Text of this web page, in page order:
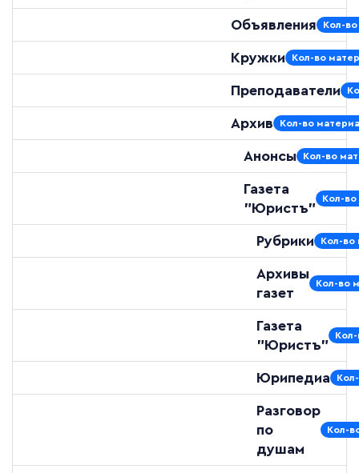
Объявления Кол-во
Кружки Кол-во
Преподаватели
Архив Кол-во
Анонсы Кол-во
Газета
"Юристъ"
Кол-во
Рубрики Кол-во
Архивы
газет
Кол-во
Газета
"Юристъ"
Юрипедиа
Разговор
по
душам
Кол-